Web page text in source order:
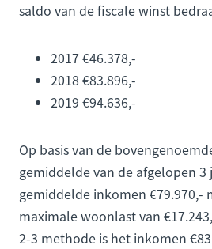
saldo van de fiscale winst
2017 €46.378,-
2018 €83.896,-
2019 €94.636,-
Op basis van de
gemiddelde van de afgelopen 3
gemiddelde inkomen €79.970,-
maximale woonlast van
2-3 methode is het inkomen